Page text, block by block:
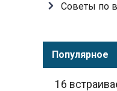
Советы по
Популярное
16